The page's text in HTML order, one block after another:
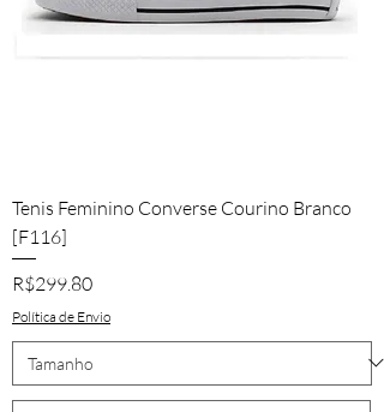
Tenis Feminino Converse Courino Branco
[F116]
Price
R$299.80
Política de Envio